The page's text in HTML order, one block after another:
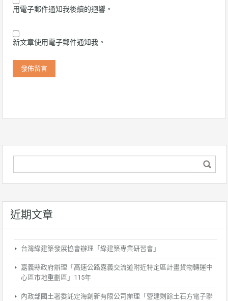
用電子郵件通知我後續的迴響。
新文章使用電子郵件通知我。
近期文章
台灣綠建築發展協會辦理「綠建築專業研習會」
嘉義縣政府辦理「高速公路嘉義交流道附近特定區計畫貨物轉運中
心區市地重劃區」115年
內政部國土署委託定海創新有限公司辦理「營建剩餘土石方電子聯